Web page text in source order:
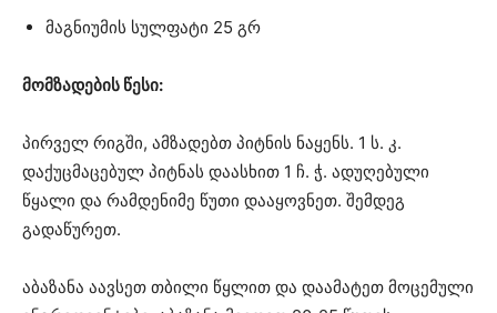
მაგნიუმის სულფატი 25 გრ
მომზადების წესი:
პირველ რიგში, ამზადებთ პიტნის ნაყენს. 1 ს. კ.
დაქუცმაცებულ პიტნას დაასხით 1 ჩ. ჭ. ადუღებული
წყალი და რამდენიმე წუთი დააყოვნეთ. შემდეგ
გადაწურეთ.
აბაზანა აავსეთ თბილი წყლით და დაამატეთ მოცემული